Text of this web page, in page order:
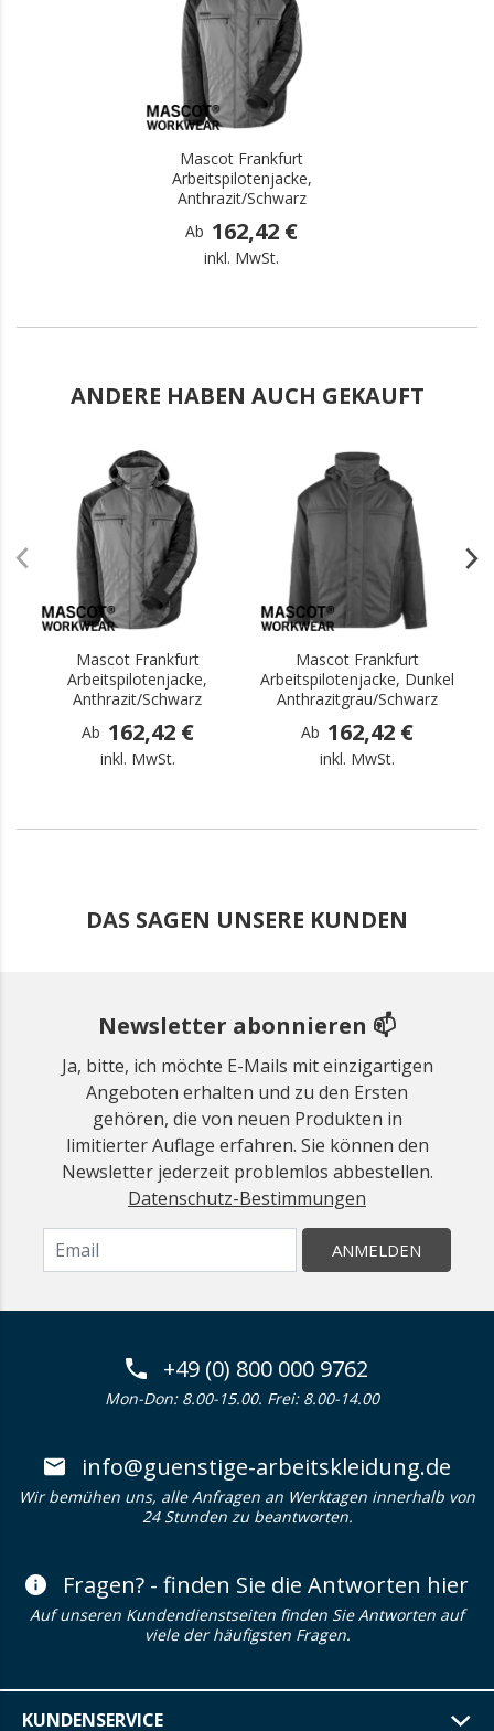
Mascot Frankfurt
Arbeitspilotenjacke,
Anthrazit/Schwarz
Ab 162,42 €
inkl. MwSt.
ANDERE HABEN AUCH GEKAUFT
Mascot Frankfurt
Arbeitspilotenjacke,
Anthrazit/Schwarz
Ab 162,42 €
inkl. MwSt.
Mascot Frankfurt
Arbeitspilotenjacke, Dunkel
Anthrazitgrau/Schwarz
Ab 162,42 €
inkl. MwSt.
DAS SAGEN UNSERE KUNDEN
Newsletter abonnieren 📫
Ja, bitte, ich möchte E-Mails mit einzigartigen
Angeboten erhalten und zu den Ersten
gehören, die von neuen Produkten in
limitierter Auflage erfahren. Sie können den
Newsletter jederzeit problemlos abbestellen.
Datenschutz-Bestimmungen
ANMELDEN
+49 (0) 800 000 9762
Mon-Don: 8.00-15.00. Frei: 8.00-14.00
info@guenstige-arbeitskleidung.de
Wir bemühen uns, alle Anfragen an Werktagen innerhalb von
24 Stunden zu beantworten.
Fragen? - finden Sie die Antworten hier
Auf unseren Kundendienstseiten finden Sie Antworten auf
viele der häufigsten Fragen.
KUNDENSERVICE